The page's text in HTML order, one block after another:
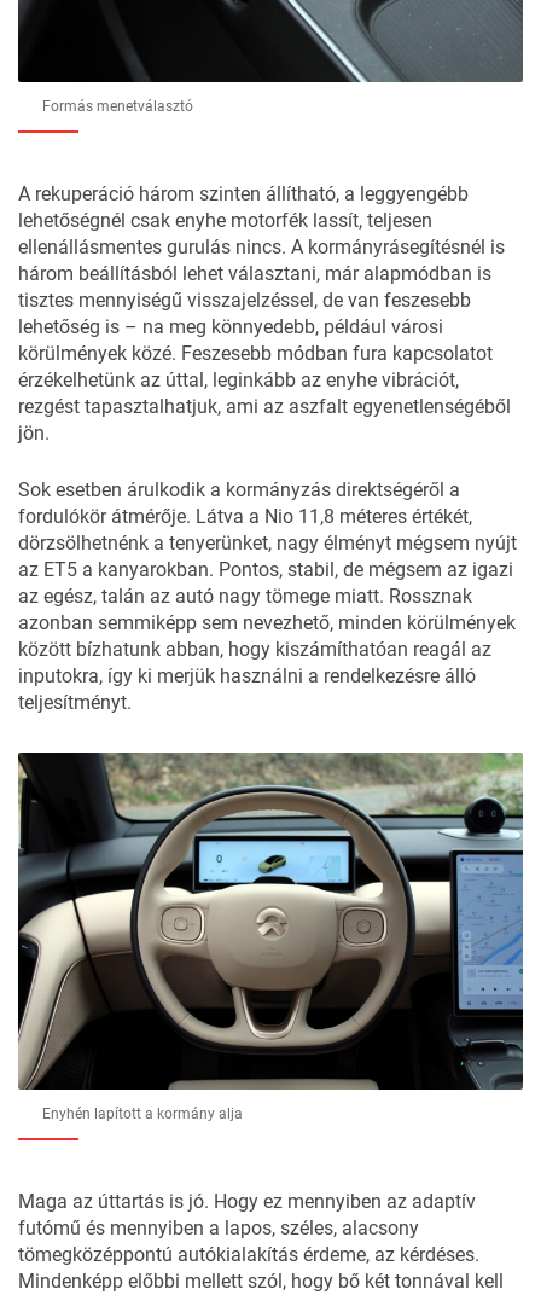
Formás menetválasztó
A rekuperáció három szinten állítható, a leggyengébb
lehetőségnél csak enyhe motorfék lassít, teljesen
ellenállásmentes gurulás nincs. A kormányrásegítésnél is
három beállításból lehet választani, már alapmódban is
tisztes mennyiségű visszajelzéssel, de van feszesebb
lehetőség is – na meg könnyedebb, például városi
körülmények közé. Feszesebb módban fura kapcsolatot
érzékelhetünk az úttal, leginkább az enyhe vibrációt,
rezgést tapasztalhatjuk, ami az aszfalt egyenetlenségéből
jön.
Sok esetben árulkodik a kormányzás direktségéről a
fordulókör átmérője. Látva a Nio 11,8 méteres értékét,
dörzsölhetnénk a tenyerünket, nagy élményt mégsem nyújt
az ET5 a kanyarokban. Pontos, stabil, de mégsem az igazi
az egész, talán az autó nagy tömege miatt. Rossznak
azonban semmiképp sem nevezhető, minden körülmények
között bízhatunk abban, hogy kiszámíthatóan reagál az
inputokra, így ki merjük használni a rendelkezésre álló
teljesítményt.
Enyhén lapított a kormány alja
Maga az úttartás is jó. Hogy ez mennyiben az adaptív
futómű és mennyiben a lapos, széles, alacsony
tömegközéppontú autókialakítás érdeme, az kérdéses.
Mindenképp előbbi mellett szól, hogy bő két tonnával kell